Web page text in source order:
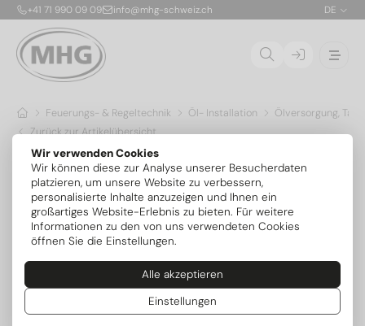
Wir verwenden Cookies
Wir können diese zur Analyse unserer Besucherdaten
platzieren, um unsere Website zu verbessern,
personalisierte Inhalte anzuzeigen und Ihnen ein
großartiges Website-Erlebnis zu bieten. Für weitere
Informationen zu den von uns verwendeten Cookies
öffnen Sie die Einstellungen.
Alle akzeptieren
Einstellungen
+41 71 990 09 09 info@mhg-schweiz.ch DE
Feuerungs- & Regeltechnik Öl- Installation
Ölversorgung,
Zurück zur Artikelübersicht